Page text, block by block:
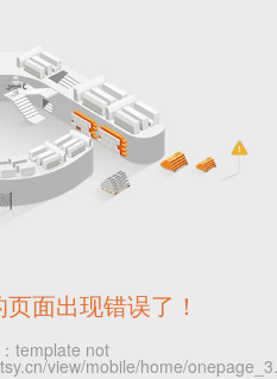
面出现错误了！
template not
view/mobile/home/